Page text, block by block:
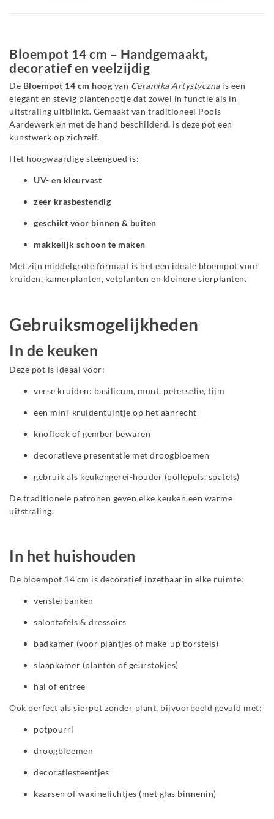
Bloempot 14 cm – Handgemaakt,
decoratief en veelzijdig
De Bloempot 14 cm hoog van Ceramika Artystycznais een
elegant en stevig plantenpotje dat zowel in functie als in
uitstraling uitblinkt. Gemaakt van traditioneel Pools
Aardewerk en met de hand beschilderd, is deze pot een
kunstwerk op zichzelf.
Het hoogwaardige steengoed is:
UV- en kleurvast
zeer krasbestendig
geschikt voor binnen & buiten
makkelijk schoon te maken
Met zijn middelgrote formaat is het een ideale bloempot voor
kruiden, kamerplanten, vetplanten en kleinere sierplanten.
Gebruiksmogelijkheden
In de keuken
Deze pot is ideaal voor:
verse kruiden: basilicum, munt, peterselie, tijm
een mini-kruidentuintje op het aanrecht
knoflook of gember bewaren
decoratieve presentatie met droogbloemen
gebruik als keukengerei-houder (pollepels, spatels)
De traditionele patronen geven elke keuken een warme
uitstraling.
In het huishouden
De bloempot 14 cm is decoratief inzetbaar in elke ruimte:
vensterbanken
salontafels & dressoirs
badkamer (voor plantjes of make-up borstels)
slaapkamer (planten of geurstokjes)
hal of entree
Ook perfect als sierpot zonder plant, bijvoorbeeld gevuld met:
potpourri
droogbloemen
decoratiesteentjes
kaarsen of waxinelichtjes (met glas binnenin)